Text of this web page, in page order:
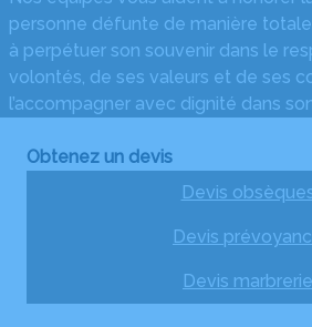
personne défunte de manière
à perpétuer son souvenir dans le
volontés, de ses valeurs et de ses
l’accompagner avec dignité dans
Obtenez un devis
Devis
Devis
Devis marbrerie